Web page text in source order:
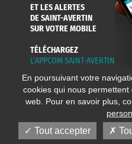
ET LES ALERTES
DE SAINT-AVERTIN
SUR VOTRE MOBILE
TÉLÉCHARGEZ
L'APPCOM SAINT-AVERTIN
En poursuivant votre
cookies qui nous
web. Pour en savoir plus,
Tout accepter